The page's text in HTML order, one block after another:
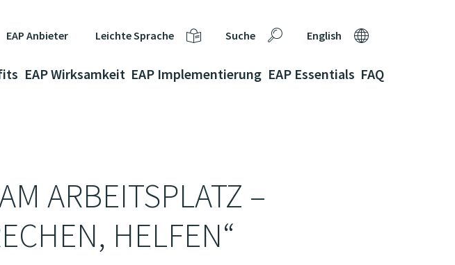
EAP Anbieter Leichte Sprache Suche English
EAP Wirksamkeit EAP Implementierung EAP Essentials FAQ
ARBEITSPLATZ –
HELFEN“